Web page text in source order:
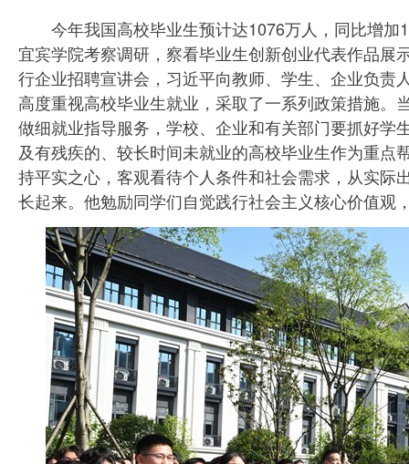
今年我国高校毕业生预计达1076万人，同比增加
宜宾学院考察调研，察看毕业生创新创业代表作品
行企业招聘宣讲会，习近平向教师、学生、企业负
高度重视高校毕业生就业，采取了一系列政策措施
做细就业指导服务，学校、企业和有关部门要抓好
及有残疾的、较长时间未就业的高校毕业生作为重
持平实之心，客观看待个人条件和社会需求，从实
长起来。他勉励同学们自觉践行社会主义核心价值观